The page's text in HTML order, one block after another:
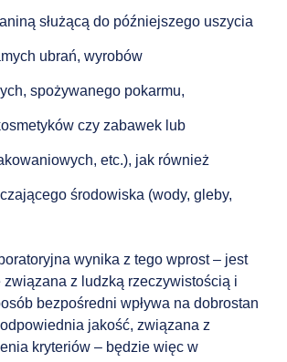
służącą do późniejszego uszycia
ubrań, wyrobów
spożywanego pokarmu,
czy zabawek lub
etc.), jak również
środowiska (wody, gleby,
wynika z tego wprost – jest
z ludzką rzeczywistością i
bezpośredni wpływa na dobrostan
jakość, związana z
kryteriów – będzie więc w